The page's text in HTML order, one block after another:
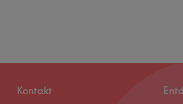
Kontakt